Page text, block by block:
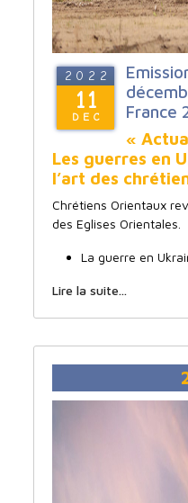
2022
11
DEC
France
«
Les guerres en
l’art des
Chrétiens Orientaux
des Eglises Orientales.
La guerre en
Lire la suite...